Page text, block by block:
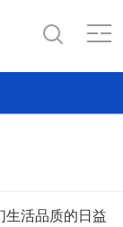
活品质的日益